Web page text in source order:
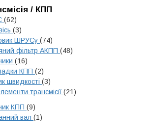
/ КПП
(62)
(3)
ШРУСу (74)
фільтр АКПП (48)
(16)
КПП (2)
швидкості (3)
трансмісії (21)
КПП (9)
вал (1)